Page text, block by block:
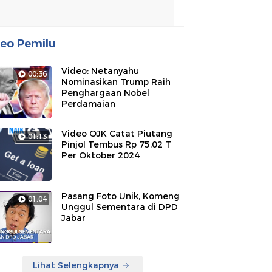
Pemilu
00:36
Video: Netanyahu
Nominasikan Trump Raih
Penghargaan Nobel
Perdamaian
01:13
Video OJK Catat Piutang
Pinjol Tembus Rp 75,02 T
Per Oktober 2024
01:04
Pasang Foto Unik, Komeng
Unggul Sementara di DPD
Jabar
Lihat Selengkapnya